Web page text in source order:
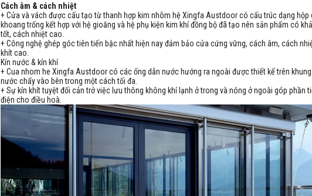
Cách âm & cách nhiệt
+ Cửa và vách được cấu tạo từ thanh hợp kim nhôm hệ Xingfa Austdoor có cấu trúc dạng hộp
khoang trống kết hợp với hệ gioăng và hệ phụ kiện kim khí đồng bộ đã tạo nên sản phẩm có
tốt, cách nhiệt cao.
+ Công nghệ ghép góc tiên tiến bậc nhất hiện nay đảm bảo cửa cứng vững, cách âm, cách
khít cao.
Kín nước & kín khí
+ Cua nhom he Xingfa Austdoor có các ống dẫn nước hướng ra ngoài được thiết kế trên
nước chẩy vào bên trong một cách tối đa.
+ Sự kín khít tuyệt đối cản trở việc lưu thông không khí lạnh ở trong và nóng ở ngoài góp phần
điện cho điều hoà.